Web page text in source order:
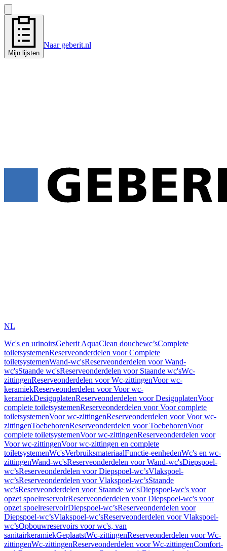
Mijn lijsten
Naar geberit.nl
NL
Wc's en urinoirsGeberit AquaClean douchewc’sComplete
toiletsystemenReserveonderdelen voor Complete
toiletsystemenWand-wc'sReserveonderdelen voor Wand-
wc'sStaande wc'sReserveonderdelen voor Staande wc'sWc-
zittingenReserveonderdelen voor Wc-zittingenVoor wc-
keramiekReserveonderdelen voor Voor wc-
keramiekDesignplatenReserveonderdelen voor DesignplatenVoor
complete toiletsystemenReserveonderdelen voor Voor complete
toiletsystemenVoor wc-zittingenReserveonderdelen voor Voor wc-
zittingenToebehorenReserveonderdelen voor ToebehorenVoor
complete toiletsystemenVoor wc-zittingenReserveonderdelen voor
Voor wc-zittingenVoor wc-zittingen en complete
toiletsystemenWc'sVerbruiksmateriaalFunctie-eenhedenWc's en wc-
zittingenWand-wc'sReserveonderdelen voor Wand-wc'sDiepspoel-
wc’sReserveonderdelen voor Diepspoel-wc’sVlakspoel-
wc’sReserveonderdelen voor Vlakspoel-wc’sStaande
wc'sReserveonderdelen voor Staande wc'sDiepspoel-wc's voor
opzet spoelreservoirReserveonderdelen voor Diepspoel-wc's voor
opzet spoelreservoirDiepspoel-wc’sReserveonderdelen voor
Diepspoel-wc’sVlakspoel-wc’sReserveonderdelen voor Vlakspoel-
wc’sOpbouwreservoirs voor wc's, van
sanitairkeramiekGeplaatstWc-zittingenReserveonderdelen voor Wc-
zittingenWc-zittingenReserveonderdelen voor Wc-zittingenComfort-